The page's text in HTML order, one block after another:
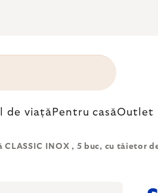
de viață Pentru casăOutlet
CLASSIC INOX , 5 buc, cu tăietor